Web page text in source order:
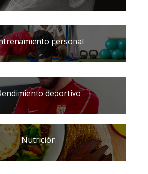
personal
deportivo
Nutrición